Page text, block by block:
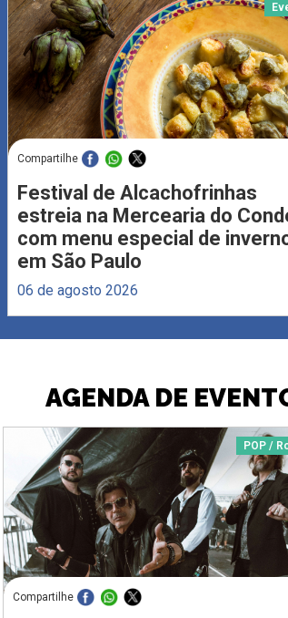
Compartilhe
Festival de Alcachofrinhas
estreia na Mercearia do
com menu especial de
em São Paulo
06 de agosto 2026
AGENDA DE
POP /
Compartilhe